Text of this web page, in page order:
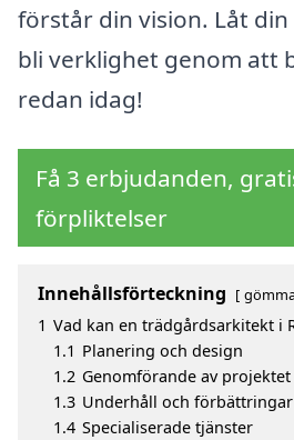
förstår din vision. Låt
bli verklighet genom att
redan idag!
Få 3 erbjudanden,
förpliktelser
Innehållsförteckning
1 Vad kan en trädgårdsarkitekt i
1.1 Planering och design
1.2 Genomförande av projektet
1.3 Underhåll och förbättringar
1.4 Specialiserade tjänster